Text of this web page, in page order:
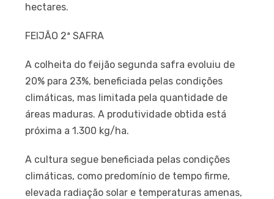
hectares.
FEIJÃO 2ª SAFRA
A colheita do feijão segunda safra evoluiu de
20% para 23%, beneficiada pelas condições
climáticas, mas limitada pela quantidade de
áreas maduras. A produtividade obtida está
próxima a 1.300 kg/ha.
A cultura segue beneficiada pelas condições
climáticas, como predomínio de tempo firme,
elevada radiação solar e temperaturas amenas,